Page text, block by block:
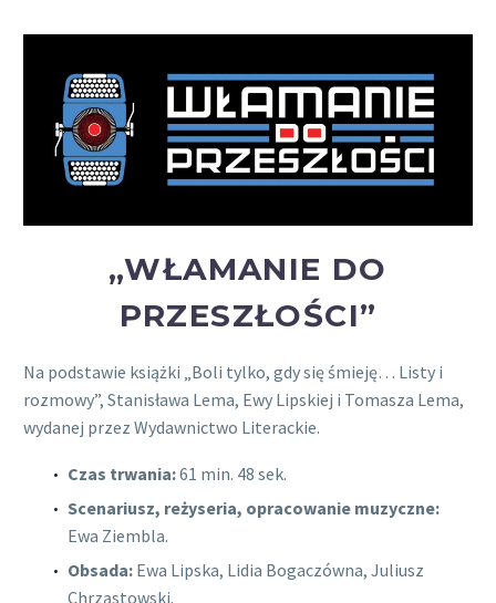
„WŁAMANIE DO
PRZESZŁOŚCI”
Na podstawie książki „Boli tylko, gdy się śmieję… Listy i
rozmowy”, Stanisława Lema, Ewy Lipskiej i Tomasza Lema,
wydanej przez Wydawnictwo Literackie.
Czas trwania:61 min. 48 sek.
Scenariusz, reżyseria, opracowanie muzyczne:
Ewa Ziembla.
Obsada: Ewa Lipska, Lidia Bogaczówna, Juliusz
Chrząstowski.